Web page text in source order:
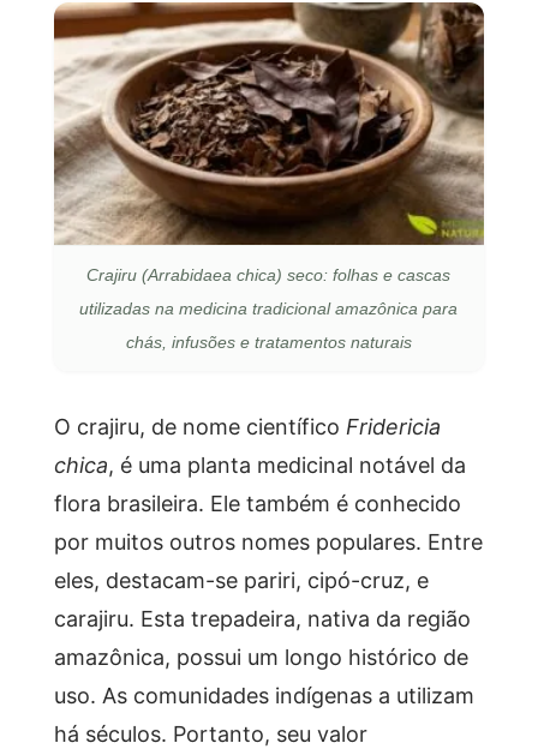
Crajiru (Arrabidaea chica) seco: folhas e cascas
utilizadas na medicina tradicional amazônica para
chás, infusões e tratamentos naturais
O crajiru, de nome científico Fridericia
chica, é uma planta medicinal notável da
flora brasileira. Ele também é conhecido
por muitos outros nomes populares. Entre
eles, destacam-se pariri, cipó-cruz, e
carajiru. Esta trepadeira, nativa da região
amazônica, possui um longo histórico de
uso. As comunidades indígenas a utilizam
há séculos. Portanto, seu valor